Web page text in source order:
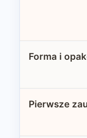
Forma i
Pierwsze